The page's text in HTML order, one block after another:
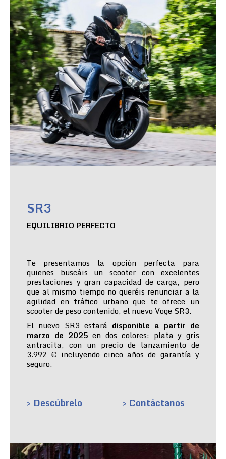
SR3
EQUILIBRIO PERFECTO
Te presentamos la opción perfecta para
quienes buscáis un scooter con excelentes
prestaciones y gran capacidad de carga, pero
que al mismo tiempo no queréis renunciar a la
agilidad en tráfico urbano que te ofrece un
scooter de peso contenido, el nuevo Voge SR3.
El nuevo SR3 estará disponible a partir de
marzo de 2025 en dos colores: plata y gris
antracita, con un precio de lanzamiento de
3.992 € incluyendo cinco años de garantía y
seguro.
> Descúbrelo > Contáctanos